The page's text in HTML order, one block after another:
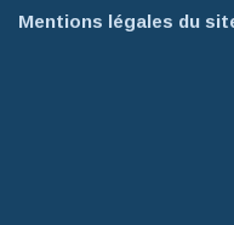
Mentions légales du